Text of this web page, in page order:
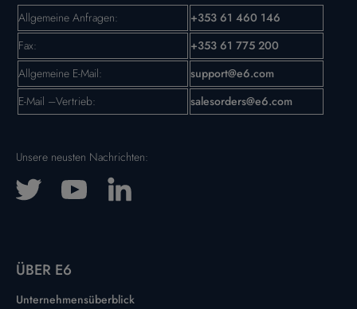
Allgemeine Anfragen:
+353 61 460 146
Fax:
+353 61 775 200
Allgemeine E-Mail:
support@e6.com
E-Mail –Vertrieb:
salesorders@e6.com
Unsere neusten Nachrichten:
ÜBER E6
Unternehmensüberblick